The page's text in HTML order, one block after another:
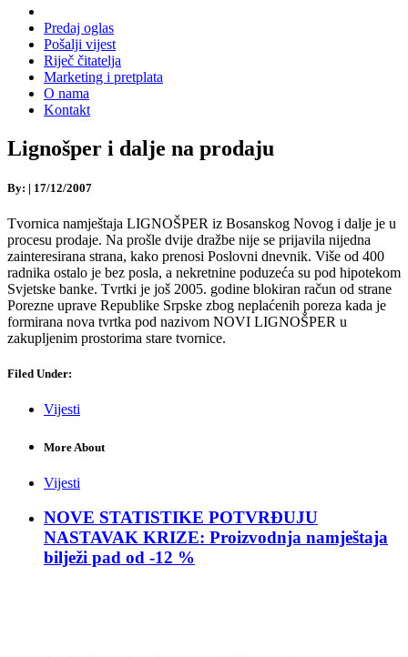
Predaj oglas
Pošalji vijest
Riječ čitatelja
Marketing i pretplata
O nama
Kontakt
Lignošper i dalje na prodaju
By: | 17/12/2007
Tvornica namještaja LIGNOŠPER iz Bosanskog Novog i dalje je u
procesu prodaje. Na prošle dvije dražbe nije se prijavila nijedna
zainteresirana strana, kako prenosi Poslovni dnevnik. Više od 400
radnika ostalo je bez posla, a nekretnine poduzeća su pod hipotekom
Svjetske banke. Tvrtki je još 2005. godine blokiran račun od strane
Porezne uprave Republike Srpske zbog neplaćenih poreza kada je
formirana nova tvrtka pod nazivom NOVI LIGNOŠPER u
zakupljenim prostorima stare tvornice.
Filed Under:
Vijesti
More About
Vijesti
NOVE STATISTIKE POTVRĐUJU
NASTAVAK KRIZE: Proizvodnja namještaja
bilježi pad od -12 %